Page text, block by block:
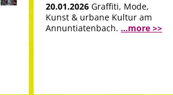
20.01.2026 Graffiti, Mode,
Kunst & urbane Kultur am
Annuntiatenbach. ...more >>